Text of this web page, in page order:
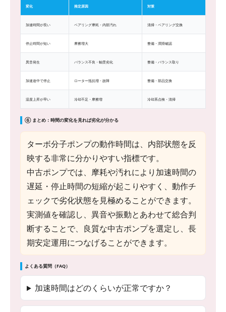
変化 推定原因 対策
加速時間が長い ベアリング摩耗・内部汚れ 清掃・ベアリング交換
停止時間が短い 摩擦増大 整備・潤滑確認
異音発生 バランス不良・軸受劣化 整備・バランス取り
加速途中で停止 ローター抵抗増・故障 整備・部品交換
温度上昇が早い 冷却不足・摩擦増 冷却系点検・清掃
⑥ まとめ：時間の変化を見れば劣化が分かる
ターボ分子ポンプの動作時間は、内部状態を反
映する非常に分かりやすい指標です。
中古ポンプでは、摩耗や汚れにより加速時間の
遅延・停止時間の短縮が起こりやすく、動作チ
ェックで劣化状態を見極めることができます。
実測値を確認し、異音や振動とあわせて総合判
断することで、良質な中古ポンプを選定し、長
期安定運用につなげることができます。
よくある質問（FAQ）
加速時間はどのくらいが正常ですか？